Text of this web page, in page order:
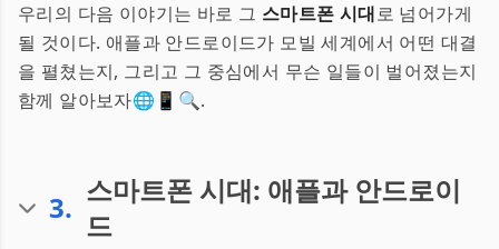
우리의 다음 이야기는 바로 그 스마트폰 시대로 넘어가게
될 것이다. 애플과 안드로이드가 모빌 세계에서 어떤 대결
을 펼쳤는지, 그리고 그 중심에서 무슨 일들이 벌어졌는지
함께 알아보자🌐📱🔍.
3. 스마트폰 시대: 애플과 안드로이
드